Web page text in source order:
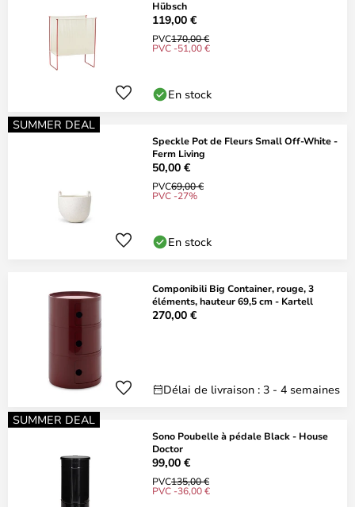
Hübsch
119,00 €
PVC170,00 €
PVC -51,00 €
En stock
SUMMER DEAL
Speckle Pot de Fleurs Small Off-White -
Ferm Living
50,00 €
PVC69,00 €
PVC -27%
En stock
Componibili Big Container, rouge, 3
éléments, hauteur 69,5 cm - Kartell
270,00 €
Délai de livraison : 3 - 4 semaines
SUMMER DEAL
Sono Poubelle à pédale Black - House
Doctor
99,00 €
PVC135,00 €
PVC -36,00 €